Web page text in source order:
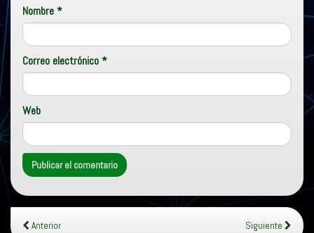
Nombre*
Correo electrónico*
Web
Anterior Siguiente